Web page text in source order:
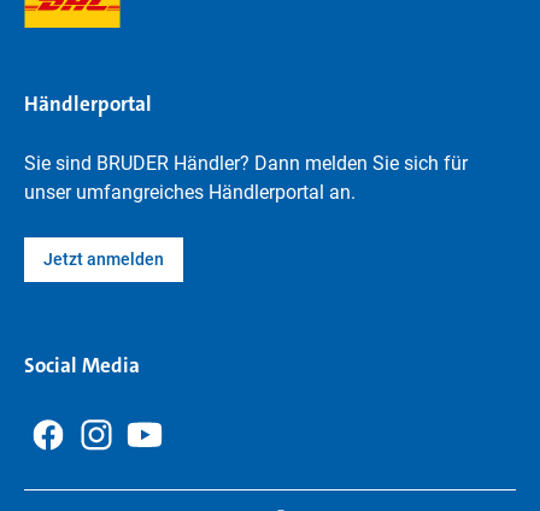
Händlerportal
Sie sind BRUDER Händler? Dann melden Sie sich für
unser umfangreiches Händlerportal an.
Jetzt anmelden
Social Media